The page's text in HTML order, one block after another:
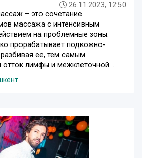
26.11.2023, 12:50
– это сочетание
массажа с интенсивным
на проблемные зоны.
прорабатывает подкожно-
ее, тем самым
отток лимфы и межклеточной ...